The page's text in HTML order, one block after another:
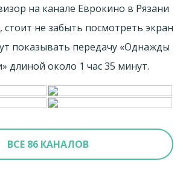
на канале Еврокино в Рязани
стоит не забыть посмотреть экран
показывать передачу «Однажды
длиной около 1 час 35 минут.
ВСЕ 86 КАНАЛОВ